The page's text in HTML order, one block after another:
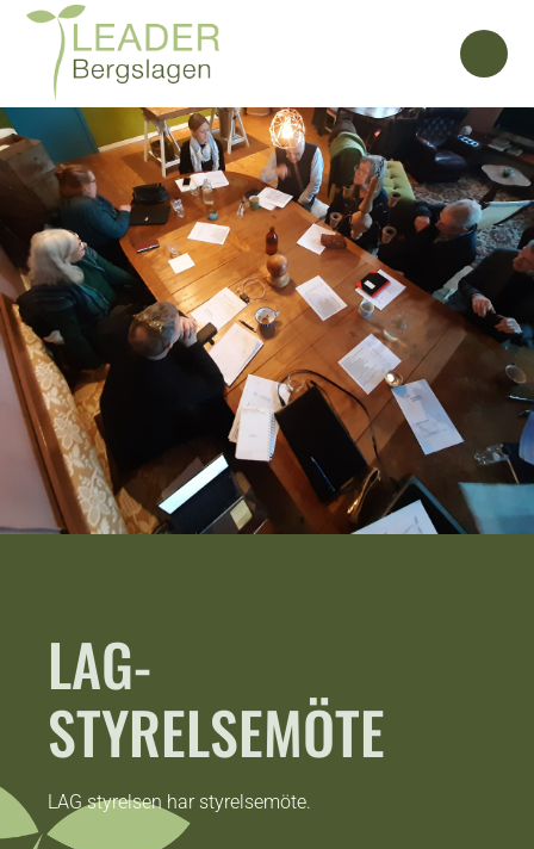
LAG-
STYRELSEMÖTE
LAG styrelsen har styrelsemöte.